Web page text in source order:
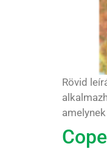
Rövid